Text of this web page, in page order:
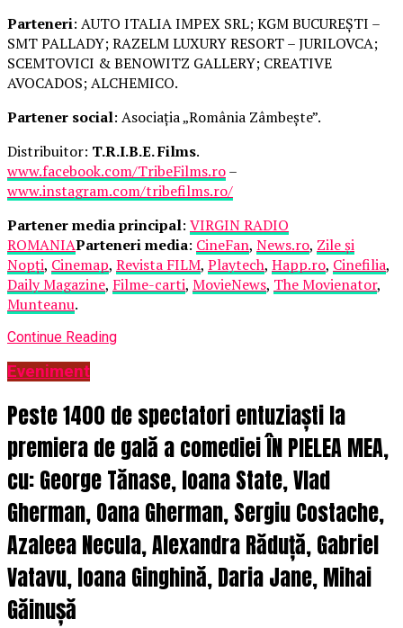
Parteneri: AUTO ITALIA IMPEX SRL; KGM BUCUREȘTI –
SMT PALLADY; RAZELM LUXURY RESORT – JURILOVCA;
SCEMTOVICI & BENOWITZ GALLERY; CREATIVE
AVOCADOS; ALCHEMICO.
Partener social: Asociația „România Zâmbește”.
Distribuitor: T.R.I.B.E. Films.
www.facebook.com/TribeFilms.ro–
www.instagram.com/tribefilms.ro/
Partener media principal: VIRGIN RADIO
ROMANIAParteneri media: CineFan, News.ro, Zile și
Nopți, Cinemap, Revista FILM, Playtech, Happ.ro, Cinefilia,
Daily Magazine, Filme-carti, MovieNews, The Movienator,
Munteanu.
Continue Reading
Eveniment
Peste 1400 de spectatori entuziaști la
premiera de gală a comediei ÎN PIELEA MEA,
cu: George Tănase, Ioana State, Vlad
Gherman, Oana Gherman, Sergiu Costache,
Azaleea Necula, Alexandra Răduță, Gabriel
Vatavu, Ioana Ginghină, Daria Jane, Mihai
Găinușă